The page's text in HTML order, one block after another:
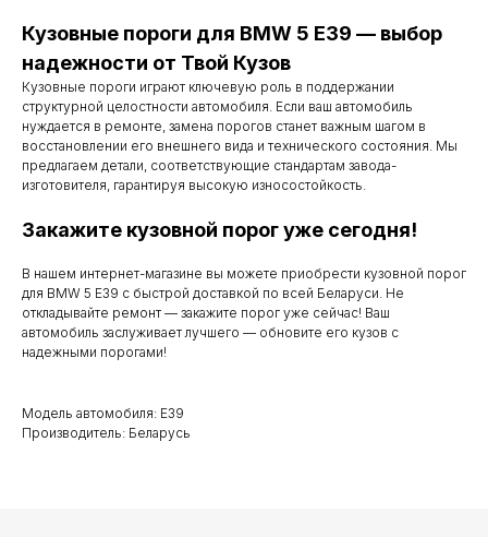
Кузовные пороги для BMW 5 E39 — выбор
надежности от Твой Кузов
Кузовные пороги играют ключевую роль в поддержании
структурной целостности автомобиля. Если ваш автомобиль
нуждается в ремонте, замена порогов станет важным шагом в
восстановлении его внешнего вида и технического состояния. Мы
предлагаем детали, соответствующие стандартам завода-
изготовителя, гарантируя высокую износостойкость.
Закажите кузовной порог уже сегодня!
В нашем интернет-магазине вы можете приобрести кузовной порог
для BMW 5 E39 с быстрой доставкой по всей Беларуси. Не
откладывайте ремонт — закажите порог уже сейчас! Ваш
автомобиль заслуживает лучшего — обновите его кузов с
надежными порогами!
Модель автомобиля: E39
Производитель: Беларусь
Контакты
Телефоны для связи
+37529 231 88 27
Мы работаем
с понедельника
по субботу с 9.00